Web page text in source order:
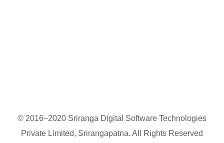
© 2016–2020 Sriranga Digital Software Technologies
Private Limited, Srirangapatna. All Rights Reserved